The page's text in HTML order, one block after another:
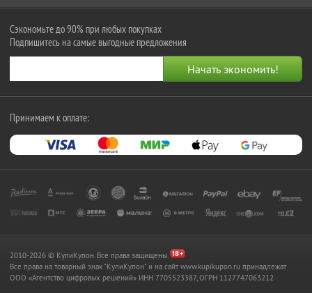
Сэкономьте до 90% при любых покупках
Подпишитесь на самые выгодные предложения
Принимаем к оплате:
2010-2026 © КупиКупон. Все права защищены.
Все права на товарный знак "КупиКупон" и на сайт www.kupikupon.ru принадлежат
OOO «Агентство цифровых решений» ИНН 7705523387, ОГРН 1127747063212